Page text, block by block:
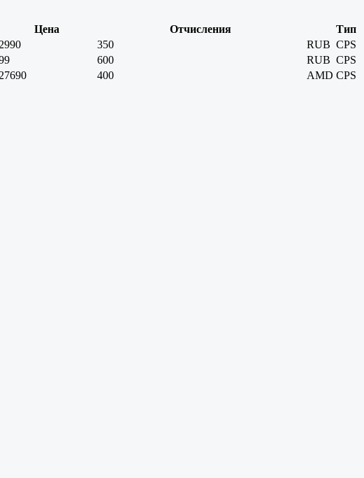
Цена Отчисления
Тип
2990 350 RUB CPS
600 RUB CPS
27690 400 AMD CPS